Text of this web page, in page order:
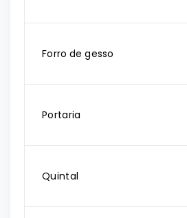
Forro de gesso
Portaria
Quintal